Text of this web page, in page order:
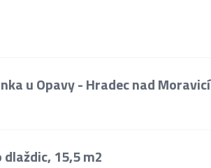
u Opavy - Hradec nad Moravicí
15,5 m2